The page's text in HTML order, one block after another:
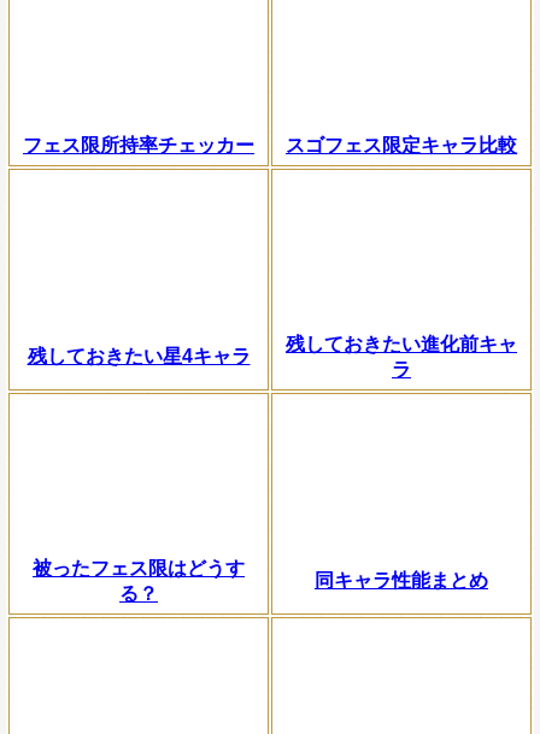
フェス限所持率チェッカー スゴフェス限定キャラ比較
残しておきたい星4キャラ
残しておきたい進化前キャ
ラ
被ったフェス限はどうす
る？
同キャラ性能まとめ